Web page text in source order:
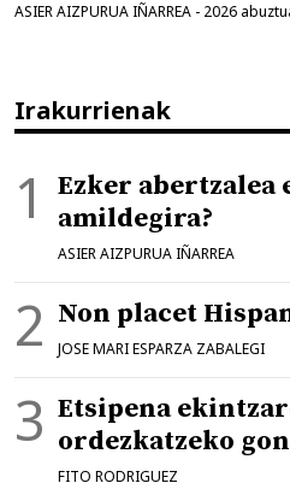
ASIER AIZPURUA IÑARREA - 2026
Irakurrienak
Ezker abertzalea
amildegira?
ASIER AIZPURUA IÑARREA
Non placet
JOSE MARI ESPARZA ZABALEGI
Etsipena
ordezkatzeko
FITO RODRIGUEZ